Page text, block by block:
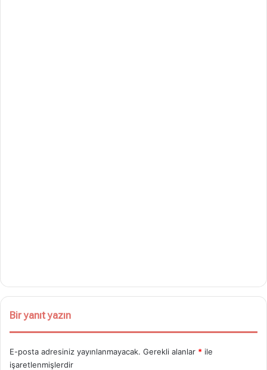
Bir yanıt yazın
E-posta adresiniz yayınlanmayacak. Gerekli alanlar * ile
işaretlenmişlerdir